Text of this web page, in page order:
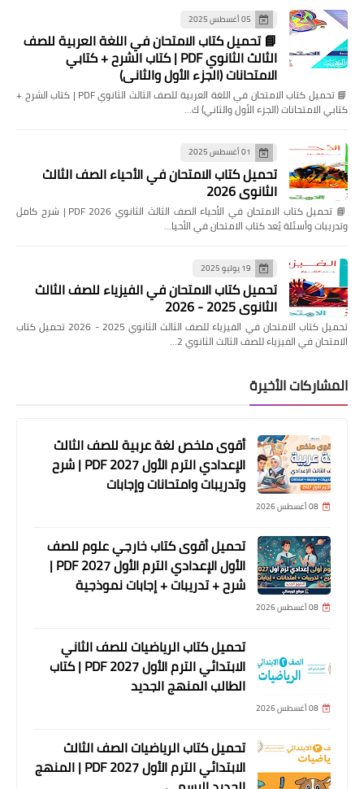
05 أغسطس 2025
📘 تحميل كتاب الامتحان في اللغة العربية للصف
الثالث الثانوي PDF | كتاب الشرح + كتابي
الامتحانات (الجزء الأول والثاني)
📘 تحميل كتاب الامتحان في اللغة العربية للصف الثالث الثانوي PDF | كتاب الشرح +
كتابي الامتحانات (الجزء الأول والثاني) ك…
01 أغسطس 2025
تحميل كتاب الامتحان في الأحياء الصف الثالث
الثانوي 2026
📘 تحميل كتاب الامتحان في الأحياء الصف الثالث الثانوي 2026 PDF | شرح كامل
وتدريبات وأسئلة يُعد كتاب الامتحان في الأحيا…
19 يوليو 2025
تحميل كتاب الامتحان في الفيزياء للصف الثالث
الثانوي 2025 - 2026
تحميل كتاب الامتحان في الفيزياء للصف الثالث الثانوي 2025 - 2026 تحميل كتاب
الامتحان في الفيزياء للصف الثالث الثانوي 2…
المشاركات الأخيرة
أقوى ملخص لغة عربية للصف الثالث
الإعدادي الترم الأول 2027 PDF | شرح
وتدريبات وامتحانات وإجابات
08 أغسطس 2026
تحميل أقوى كتاب خارجي علوم للصف
الأول الإعدادي الترم الأول 2027 PDF |
شرح + تدريبات + إجابات نموذجية
08 أغسطس 2026
تحميل كتاب الرياضيات للصف الثاني
الابتدائي الترم الأول 2027 PDF | كتاب
الطالب المنهج الجديد
08 أغسطس 2026
تحميل كتاب الرياضيات الصف الثالث
الابتدائي الترم الأول 2027 PDF | المنهج